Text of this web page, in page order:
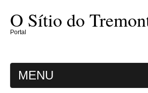
O Sítio do
Portal
MENU